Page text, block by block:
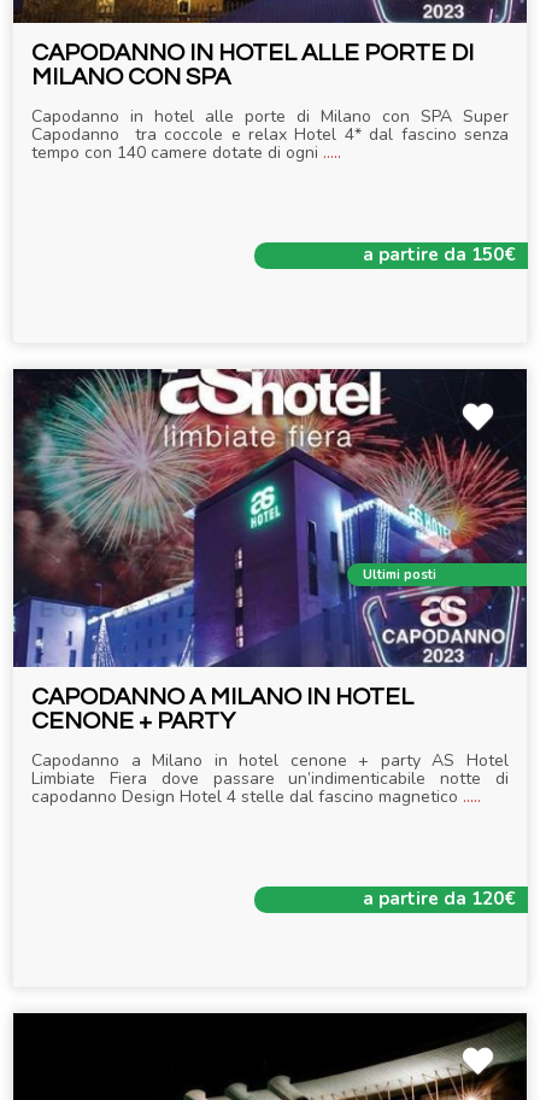
CAPODANNO IN HOTEL ALLE PORTE DI
MILANO CON SPA
Capodanno in hotel alle porte di Milano con SPA Super
Capodanno tra coccole e relax Hotel 4* dal fascino senza
tempo con 140 camere dotate di ogni .....
a partire da 150€
Ultimi posti
CAPODANNO A MILANO IN HOTEL
CENONE + PARTY
Capodanno a Milano in hotel cenone + party AS Hotel
Limbiate Fiera dove passare un’indimenticabile notte di
capodanno Design Hotel 4 stelle dal fascino magnetico .....
a partire da 120€